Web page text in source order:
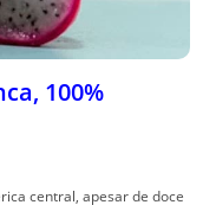
100%
central, apesar de doce